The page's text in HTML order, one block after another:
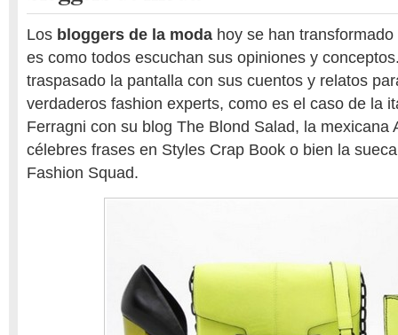
Los bloggers de la moda hoy se han
es como todos escuchan sus opiniones y
traspasado la pantalla con sus cuentos y relatos
verdaderos fashion experts, como es el caso de la
Ferragni con su blog The Blond Salad, la mexicana
célebres frases en Styles Crap Book o bien la
Fashion Squad.